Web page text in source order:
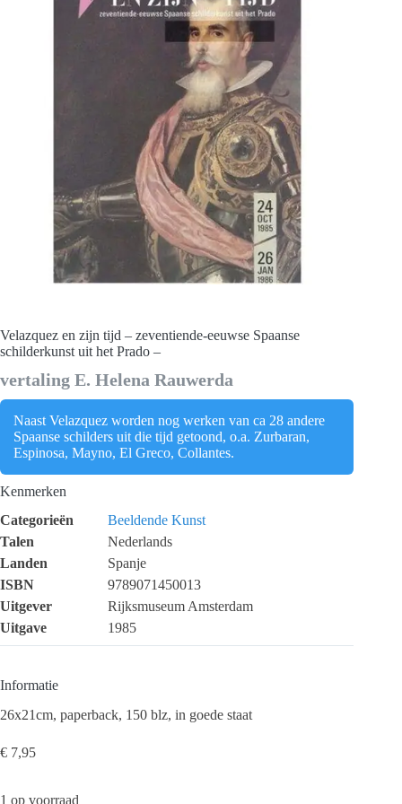
Velazquez en zijn tijd – zeventiende-eeuwse Spaanse
schilderkunst uit het Prado –
vertaling E. Helena Rauwerda
Naast Velazquez worden nog werken van ca 28 andere
Spaanse schilders uit die tijd getoond, o.a. Zurbaran,
Espinosa, Mayno, El Greco, Collantes.
Kenmerken
Categorieën
Beeldende Kunst
Talen
Nederlands
Landen
Spanje
ISBN
9789071450013
Uitgever
Rijksmuseum Amsterdam
Uitgave
1985
Informatie
26x21cm, paperback, 150 blz, in goede staat
€ 7,95
1 op voorraad